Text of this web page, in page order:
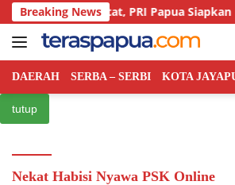
Langsung
ke
konten
Breaking News
Kian Ketat, PRI Papua Siapkan
DAERAH SERBA – SERBI KOTA
tutup
Nekat Habisi Nyawa PSK Online